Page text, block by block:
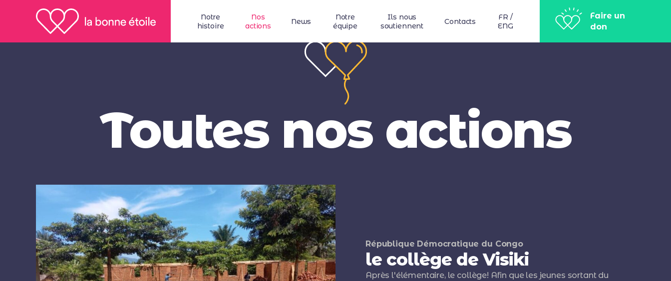
Notre
histoire
Nos
actions
News
Notre
équipe
Ils nous
soutiennent
Contacts
FR /
ENG
Faire un
don
Toutes nos actions
République Démocratique du Congo
le collège de Visiki
Après l'élémentaire, le collège! Afin que les jeunes sortant du